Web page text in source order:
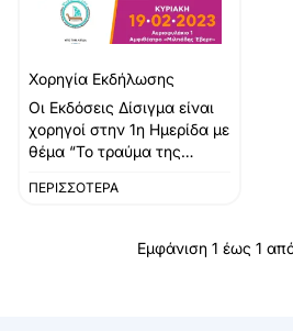
Χορηγία Εκδήλωσης
Οι Εκδόσεις Δίσιγμα είναι
χορηγοί στην 1η Ημερίδα με
θέμα “Το τραύμα της
επανόρθωσή του –
πραγματικότητα;” που θα
πραγματοποιηθεί
ΠΕΡΙΣΣΌΤΕΡΑ
Εμφάνιση 1 έως 1